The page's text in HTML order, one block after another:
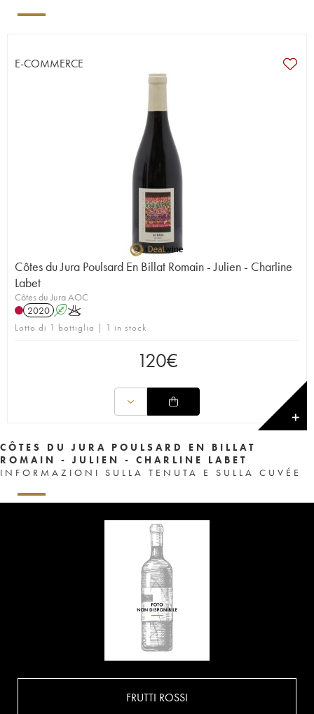
E-COMMERCE
Côtes du Jura Poulsard En Billat Romain - Julien - Charline
Labet
Côtes du Jura AOC
2020 AK
Lotto di 1 bottiglia | 1 in stock
120€
✕
CÔTES DU JURA POULSARD EN BILLAT
ROMAIN - JULIEN - CHARLINE LABET
INFORMAZIONI SULLA TENUTA E SULLA CUVÉE
FRUTTI ROSSI